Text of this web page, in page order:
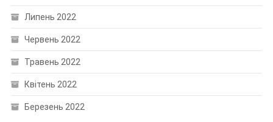
Липень 2022
Червень 2022
Травень 2022
Квітень 2022
Березень 2022